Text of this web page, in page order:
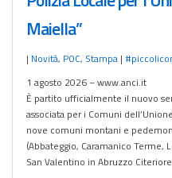
Maiella”
| Novità, POC, Stampa |
1 agosto 2026 – www.anci.it
È partito ufficialmente il nuovo
associata per i Comuni
nove comuni montani e
(Abbateggio, Caramanico
San Valentino in Abruzzo